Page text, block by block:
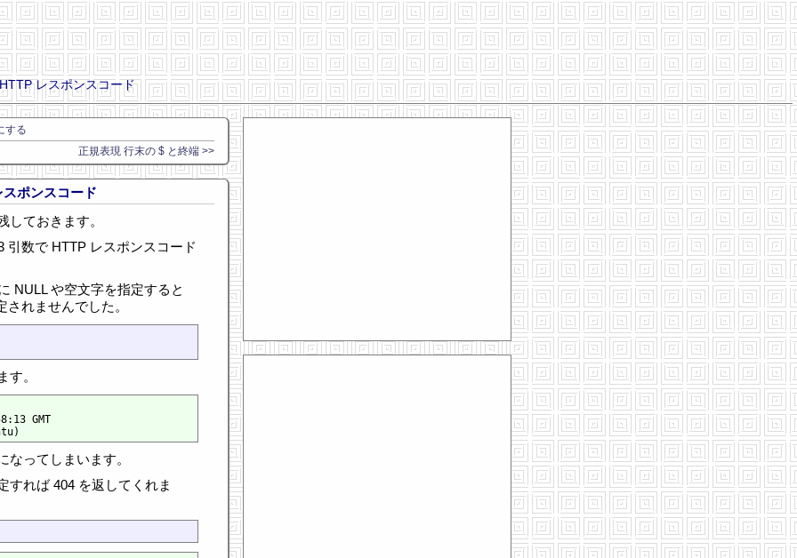
レスポンスコード
する
正規表現 行末の $ と終端 >>
ポンスコード
しておきます。
引数で HTTP レスポンスコード
NULL や空文字を指定すると
れませんでした。
す。
GMT
なってしまいます。
すれば 404 を返してくれま